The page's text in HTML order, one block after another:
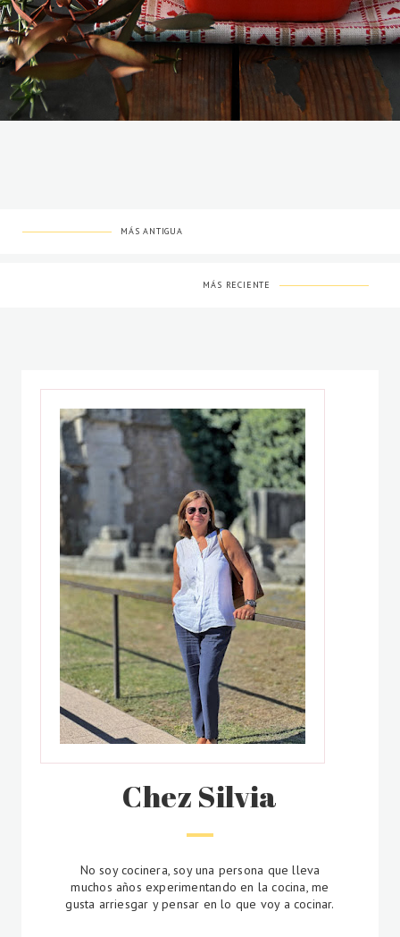
MÁS ANTIGUA
MÁS RECIENTE
Chez Silvia
No soy cocinera, soy una persona que lleva
muchos años experimentando en la cocina, me
gusta arriesgar y pensar en lo que voy a cocinar.